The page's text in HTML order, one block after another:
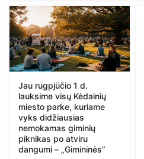
Jau rugpjūčio 1 d.
lauksime visų Kėdainių
miesto parke, kuriame
vyks didžiausias
nemokamas giminių
piknikas po atviru
dangumi – „Gimininės”